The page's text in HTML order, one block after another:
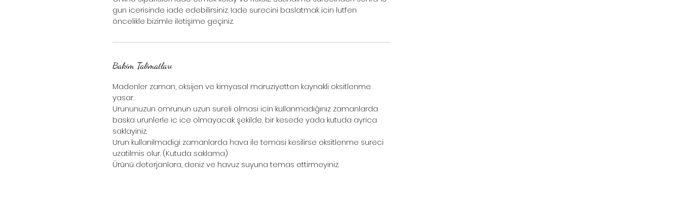
gun icerisinde iade edebilirsiniz. Iade surecini baslatmak icin lutfen
öncelikle bizimle iletişime geçiniz.
Bakim Talimatları
Madenler zaman, oksijen ve kimyasal maruziyetten kaynakli oksitlenme
yasar.
Urununuzun omrunun uzun sureli olmasi icin kullanmadığınız zamanlarda
baska urunlerle ic ice olmayacak şekilde, bir kesede yada kutuda ayrica
saklayiniz.
Urun kullanilmadigi zamanlarda hava ile temasi kesilirse oksitlenme sureci
uzatilmis olur. (Kutuda saklama)
Ürünü deterjanlara, deniz ve havuz suyuna temas ettirmeyiniz.